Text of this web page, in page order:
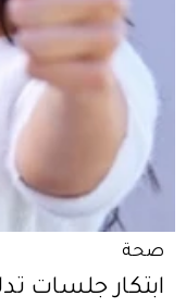
صحة
ابتكار جلسات